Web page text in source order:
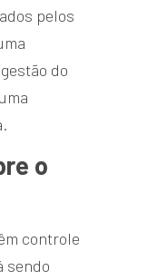
pelos
do
o
controle
sendo